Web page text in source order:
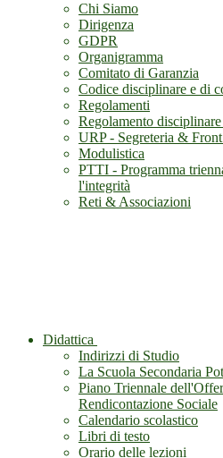
Chi Siamo
Dirigenza
GDPR
Organigramma
Comitato di Garanzia
Codice disciplinare e di
Regolamenti
Regolamento
URP - Segreteria &
Modulistica
PTTI - Programma
l'integrità
Reti & Associazioni
Didattica
Indirizzi di Studio
La Scuola Secondaria
Piano Triennale
Rendicontazione Sociale
Calendario scolastico
Libri di testo
Orario delle lezioni